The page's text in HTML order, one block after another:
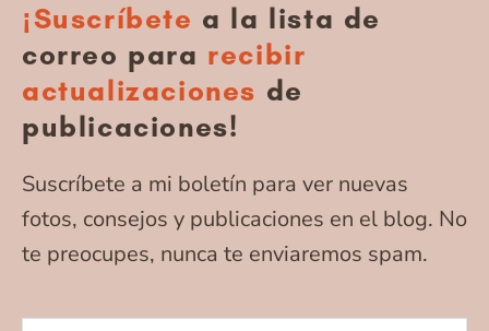
¡Suscríbete a la lista de
correo para recibir
actualizaciones de
publicaciones!
Suscríbete a mi boletín para ver nuevas
fotos, consejos y publicaciones en el blog. No
te preocupes, nunca te enviaremos spam.